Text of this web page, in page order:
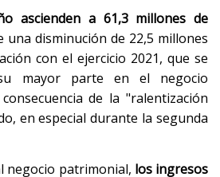
ascienden a 61,3 millones de
una disminución de 22,5 millones
con el ejercicio 2021, que se
mayor parte en el negocio
de la "ralentización
en especial durante la segunda
negocio patrimonial, los ingresos